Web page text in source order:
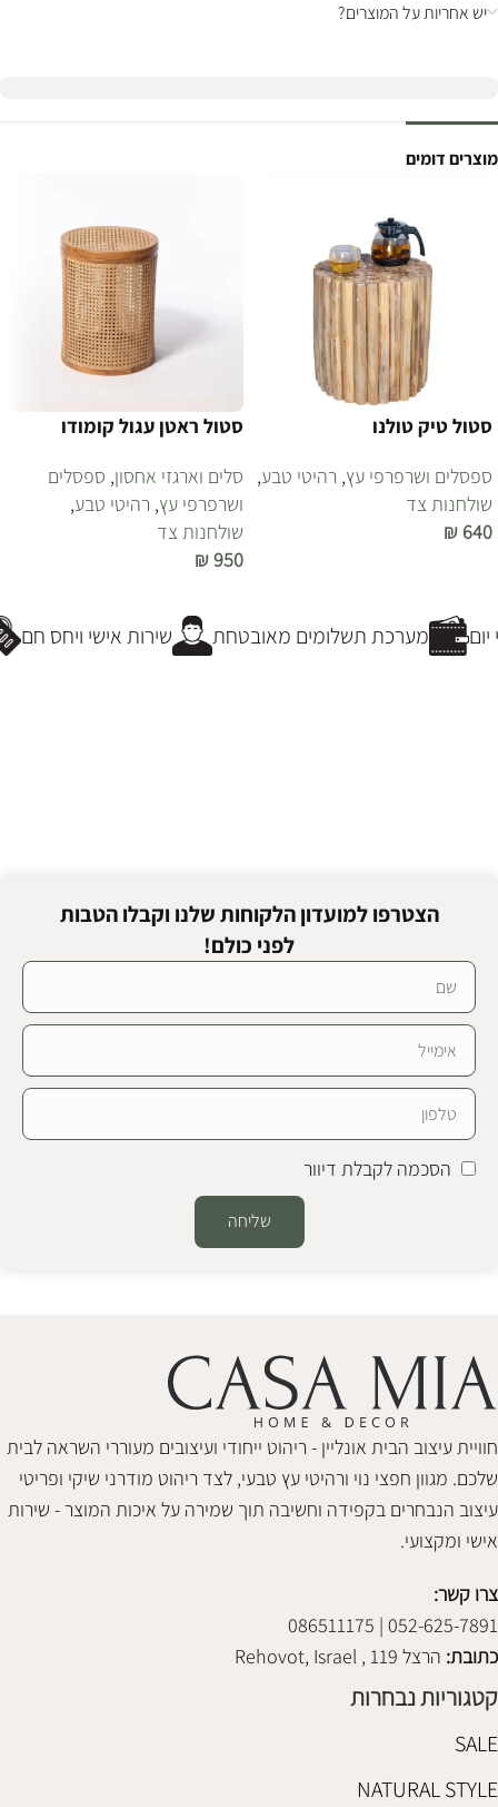
יש אחריות על המוצרים?
מוצרים דומים
סטול טיק טולנו
ספסלים ושרפרפי עץ, רהיטי טבע,
שולחנות צד
₪ 640
סטול ראטן עגול קומודו
סלים וארגזי אחסון, ספסלים
ושרפרפי עץ, רהיטי טבע,
שולחנות צד
₪950
שירות אישי ויחס חם מערכת תשלומים מאובטחת
הצטרפו למועדון הלקוחות שלנו וקבלו הטבות
לפני כולם!
הסכמה לקבלת דיוור
שליחה
חוויית עיצוב הבית אונליין - ריהוט ייחודי ועיצובים מעוררי השראה לבית
שלכם. מגוון חפצי נוי ורהיטי עץ טבעי, לצד ריהוט מודרני שיקי ופריטי
עיצוב הנבחרים בקפידה וחשיבה תוך שמירה על איכות המוצר - שירות
אישי ומקצועי.
צרו קשר:
052-625-7891 | 086511175
כתובת: הרצל 119 , Rehovot, Israel
קטגוריות נבחרות
SALE
NATURAL STYLE